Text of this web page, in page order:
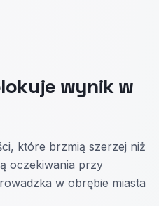
wynik w
które brzmią szerzej niż
oczekiwania przy
w obrębie miasta